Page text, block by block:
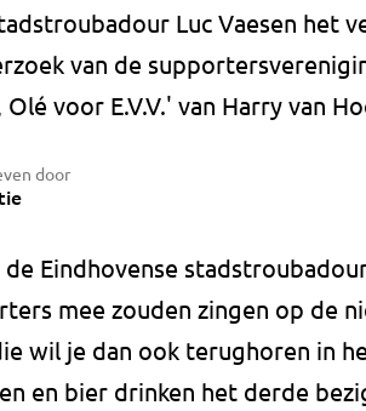
Luc Vaesen het
van de
voor E.V.V.' van Harry van
door
Eindhovense
mee zouden zingen op de
wil je dan ook terughoren in
en bier drinken het derde